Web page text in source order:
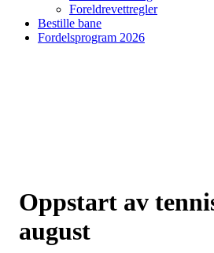
Foreldrevettregler
Bestille bane
Fordelsprogram 2026
Oppstart av
august